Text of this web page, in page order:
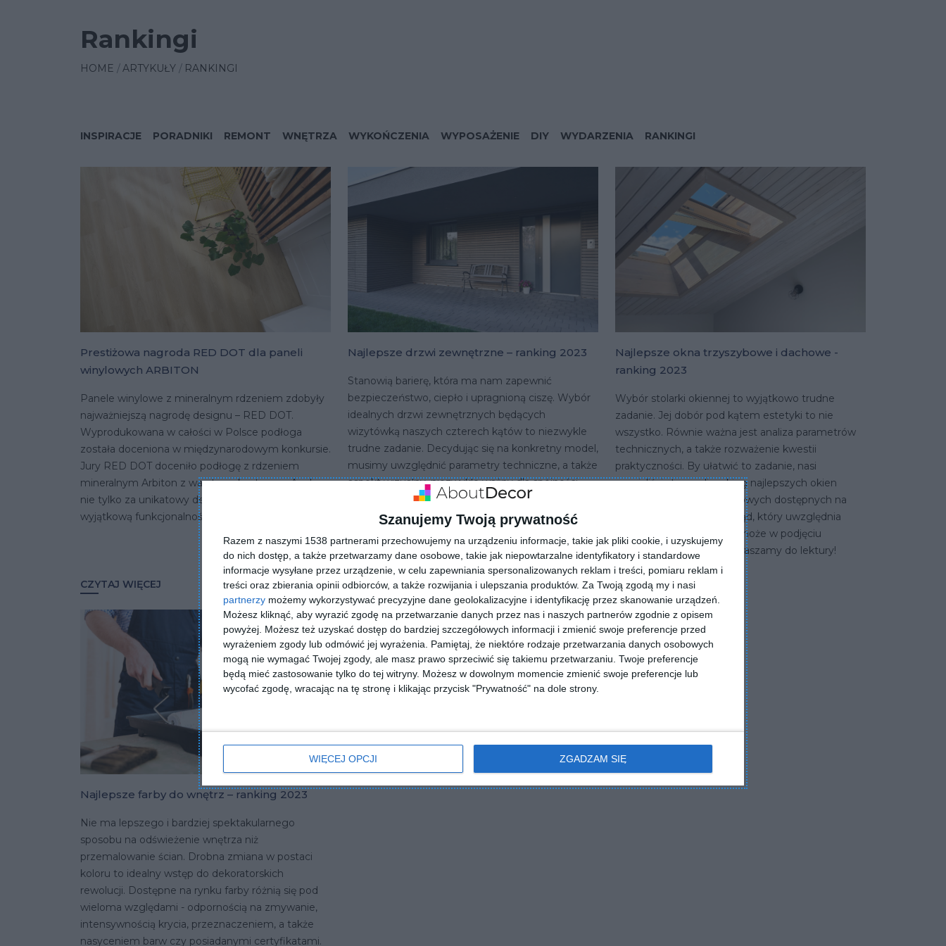
Szanujemy Twoją prywatność
Razem z naszymi 1538 partnerami przechowujemy na urządzeniu informacje, takie jak pliki cookie, i uzyskujemy
do nich dostęp, a także przetwarzamy dane osobowe, takie jak niepowtarzalne identyfikatory i standardowe
informacje wysyłane przez urządzenie, w celu zapewniania spersonalizowanych reklam i treści, pomiaru reklam i
treści oraz zbierania opinii odbiorców, a także rozwijania i ulepszania produktów. Za Twoją zgodą my i nasi
partnerzy możemy wykorzystywać precyzyjne dane geolokalizacyjne i identyfikację przez skanowanie urządzeń.
Możesz kliknąć, aby wyrazić zgodę na przetwarzanie danych przez nas i naszych partnerów zgodnie z opisem
powyżej. Możesz też uzyskać dostęp do bardziej szczegółowych informacji i zmienić swoje preferencje przed
wyrażeniem zgody lub odmówić jej wyrażenia.
Pamiętaj, że niektóre rodzaje przetwarzania danych osobowych
mogą nie wymagać Twojej zgody, ale masz prawo sprzeciwić się takiemu przetwarzaniu. Twoje preferencje
będą mieć zastosowanie tylko do tej witryny. Możesz w dowolnym momencie zmienić swoje preferencje lub
wycofać zgodę, wracając na tę stronę i klikając przycisk "Prywatność" na dole strony.
WIĘCEJ OPCJI ZGADZAM SIĘ
Rankingi
HOME ARTYKUŁY RANKINGI
INSPIRACJE PORADNIKI REMONT WNĘTRZA WYKOŃCZENIA WYPOSAŻENIE DIY WYDARZENIA RANKINGI
Prestiżowa nagroda RED DOT dla paneli
winylowych ARBITON
Panele winylowe z mineralnym rdzeniem zdobyły
najważniejszą nagrodę designu – RED DOT.
Wyprodukowana w całości w Polsce podłoga
została doceniona w międzynarodowym konkursie.
Jury RED DOT doceniło podłogę z rdzeniem
mineralnym Arbiton z warstwą akustyczną Aculay
nie tylko za unikatowy design, ale także za
wyjątkową funkcjonalność i ekologię.
CZYTAJ WIĘCEJ
Najlepsze drzwi zewnętrzne – ranking 2023
Stanowią barierę, która ma nam zapewnić
bezpieczeństwo, ciepło i upragnioną ciszę. Wybór
idealnych drzwi zewnętrznych będących
wizytówką naszych czterech kątów to niezwykle
trudne zadanie. Decydując się na konkretny model,
musimy uwzględnić parametry techniczne, a także
aspekt wizualny, niezwykle ważny dla spójności
stylizacji domowego obejścia. Aby ułatwić wybór,
nasi specjaliści stworzyli ranking najlepszych drzwi
Sprawdźcie sami!
CZYTAJ WIĘCEJ
Najlepsze okna trzyszybowe i dachowe -
ranking 2023
Wybór stolarki okiennej to wyjątkowo trudne
zadanie. Jej dobór pod kątem estetyki to nie
wszystko. Równie ważna jest analiza parametrów
technicznych, a także rozważenie kwestii
praktyczności. By ułatwić to zadanie, nasi
specjaliści stworzyli ranking najlepszych okien
trzyszybowych oraz dachowych dostępnych na
rynku. Obiektywny przegląd, który uwzględnia
najważniejsze kwestie pomoże w podjęciu
odpowiedniej decyzji. Zapraszamy do lektury!
CZYTAJ WIĘCEJ
Najlepsze farby do wnętrz – ranking 2023
Nie ma lepszego i bardziej spektakularnego
sposobu na odświeżenie wnętrza niż
przemalowanie ścian. Drobna zmiana w postaci
koloru to idealny wstęp do dekoratorskich
rewolucji. Dostępne na rynku farby różnią się pod
wieloma względami - odpornością na zmywanie,
intensywnością krycia, przeznaczeniem, a także
nasyceniem barw czy posiadanymi certyfikatami.